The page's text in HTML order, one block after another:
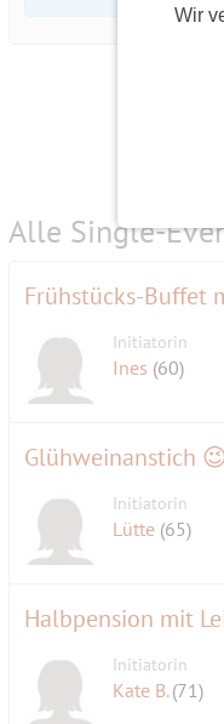
Wir
Alle Single-
Frühstücks-Buffet
Initiatorin
Ines (60)
Glühweinanstich
Initiatorin
Lütte (65)
Halbpension mit
Initiatorin
Kate B.(71)